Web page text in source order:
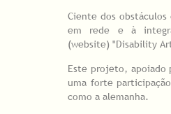
Ciente dos
em rede e à
(website) "Disability
Este projeto, apoiado
uma forte
como a alemanha.